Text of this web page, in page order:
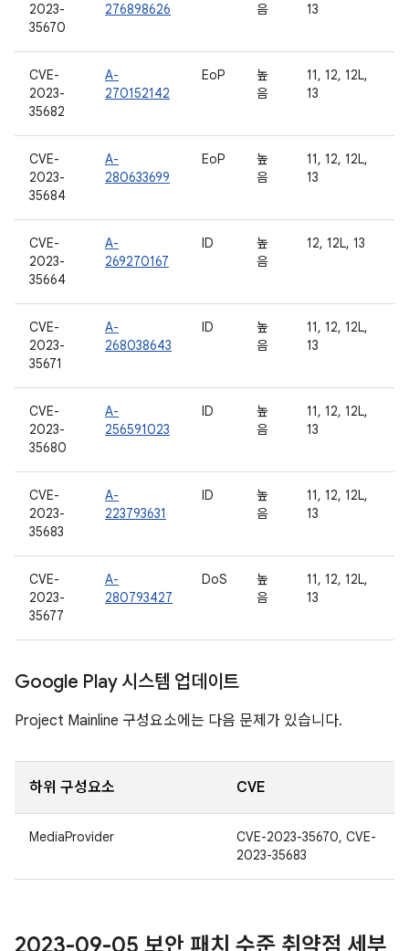
2023-
35670
276898626
음
13
CVE-
2023-
35682
A-
270152142
EoP
높
음
11, 12, 12L,
13
CVE-
2023-
35684
A-
280633699
EoP
높
음
11, 12, 12L,
13
CVE-
2023-
35664
A-
269270167
ID
높
음
12, 12L, 13
CVE-
2023-
35671
A-
268038643
ID
높
음
11, 12, 12L,
13
CVE-
2023-
35680
A-
256591023
ID
높
음
11, 12, 12L,
13
CVE-
2023-
35683
A-
223793631
ID
높
음
11, 12, 12L,
13
CVE-
2023-
35677
A-
280793427
DoS
높
음
11, 12, 12L,
13
Google Play 시스템 업데이트
Project Mainline 구성요소에는 다음 문제가 있습니다.
하위 구성요소 CVE
MediaProvider
CVE-2023-35670, CVE-
2023-35683
2023-09-05 보안 패치 수준 취약점 세부